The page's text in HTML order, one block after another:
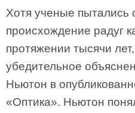
Хотя ученые пытались
происхождение радуг
протяжении тысячи
убедительное
Ньютон в
«Оптика». Ньютон